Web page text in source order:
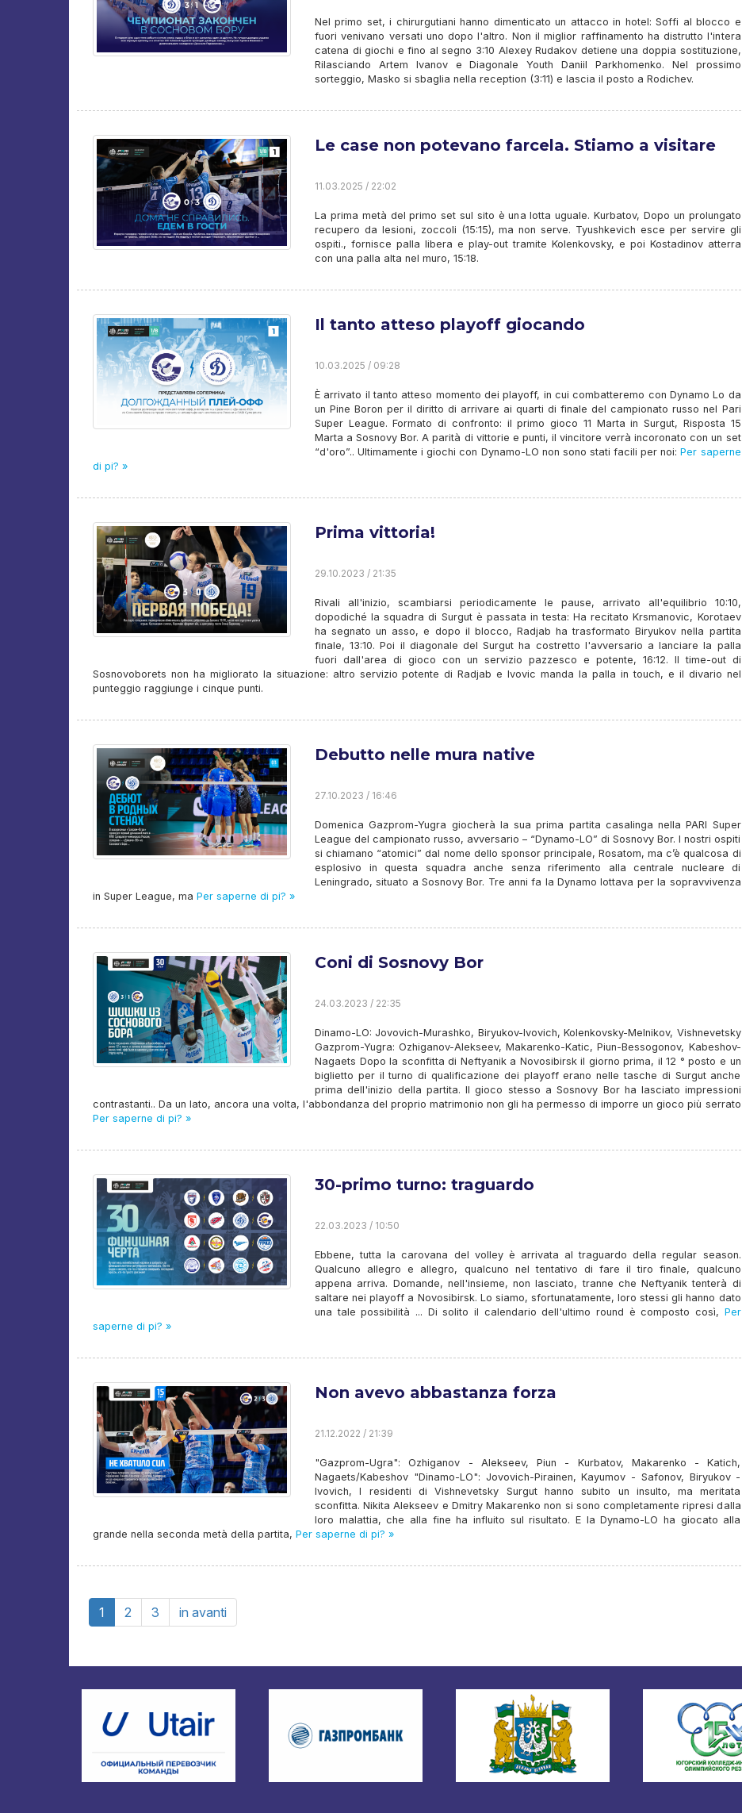
Nel primo set, i chirurgutiani hanno dimenticato un attacco in hotel: Soffi al blocco e
fuori venivano versati uno dopo l'altro. Non il miglior raffinamento ha distrutto l'intera
catena di giochi e fino al segno 3:10 Alexey Rudakov detiene una doppia sostituzione,
Rilasciando Artem Ivanov e Diagonale Youth Daniil Parkhomenko. Nel prossimo
sorteggio, Masko si sbaglia nella reception (3:11) e lascia il posto a Rodichev.
Le case non potevano farcela. Stiamo a visitare
11.03.2025 / 22:02
La prima metà del primo set sul sito è una lotta uguale. Kurbatov, Dopo un prolungato
recupero da lesioni, zoccoli (15:15), ma non serve. Tyushkevich esce per servire gli
ospiti., fornisce palla libera e play-out tramite Kolenkovsky, e poi Kostadinov atterra
con una palla alta nel muro, 15:18.
Il tanto atteso playoff giocando
10.03.2025 / 09:28
È arrivato il tanto atteso momento dei playoff, in cui combatteremo con Dynamo Lo da
un Pine Boron per il diritto di arrivare ai quarti di finale del campionato russo nel Pari
Super League. Formato di confronto: il primo gioco 11 Marta in Surgut, Risposta 15
Marta a Sosnovy Bor. A parità di vittorie e punti, il vincitore verrà incoronato con un set
“d'oro”.. Ultimamente i giochi con Dynamo-LO non sono stati facili per noi: Per saperne
di pi? »
Prima vittoria!
29.10.2023 / 21:35
Rivali all'inizio, scambiarsi periodicamente le pause, arrivato all'equilibrio 10:10,
dopodiché la squadra di Surgut è passata in testa: Ha recitato Krsmanovic, Korotaev
ha segnato un asso, e dopo il blocco, Radjab ha trasformato Biryukov nella partita
finale, 13:10. Poi il diagonale del Surgut ha costretto l'avversario a lanciare la palla
fuori dall'area di gioco con un servizio pazzesco e potente, 16:12. Il time-out di
Sosnovoborets non ha migliorato la situazione: altro servizio potente di Radjab e Ivovic manda la palla in touch, e il divario nel
punteggio raggiunge i cinque punti.
Debutto nelle mura native
27.10.2023 / 16:46
Domenica Gazprom-Yugra giocherà la sua prima partita casalinga nella PARI Super
League del campionato russo, avversario – “Dynamo-LO” di Sosnovy Bor. I nostri ospiti
si chiamano “atomici” dal nome dello sponsor principale, Rosatom, ma c’è qualcosa di
esplosivo in questa squadra anche senza riferimento alla centrale nucleare di
Leningrado, situato a Sosnovy Bor. Tre anni fa la Dynamo lottava per la sopravvivenza
in Super League, ma Per saperne di pi? »
Coni di Sosnovy Bor
24.03.2023 / 22:35
Dinamo-LO: Jovovich-Murashko, Biryukov-Ivovich, Kolenkovsky-Melnikov, Vishnevetsky
Gazprom-Yugra: Ozhiganov-Alekseev, Makarenko-Katic, Piun-Bessogonov, Kabeshov-
Nagaets Dopo la sconfitta di Neftyanik a Novosibirsk il giorno prima, il 12 ° posto e un
biglietto per il turno di qualificazione dei playoff erano nelle tasche di Surgut anche
prima dell'inizio della partita. Il gioco stesso a Sosnovy Bor ha lasciato impressioni
contrastanti.. Da un lato, ancora una volta, l'abbondanza del proprio matrimonio non gli ha permesso di imporre un gioco più serrato
Per saperne di pi? »
30-primo turno: traguardo
22.03.2023 / 10:50
Ebbene, tutta la carovana del volley è arrivata al traguardo della regular season.
Qualcuno allegro e allegro, qualcuno nel tentativo di fare il tiro finale, qualcuno
appena arriva. Domande, nell'insieme, non lasciato, tranne che Neftyanik tenterà di
saltare nei playoff a Novosibirsk. Lo siamo, sfortunatamente, loro stessi gli hanno dato
una tale possibilità ... Di solito il calendario dell'ultimo round è composto così, Per
saperne di pi? »
Non avevo abbastanza forza
21.12.2022 / 21:39
"Gazprom-Ugra": Ozhiganov - Alekseev, Piun - Kurbatov, Makarenko - Katich,
Nagaets/Kabeshov "Dinamo-LO": Jovovich-Pirainen, Kayumov - Safonov, Biryukov -
Ivovich, I residenti di Vishnevetsky Surgut hanno subito un insulto, ma meritata
sconfitta. Nikita Alekseev e Dmitry Makarenko non si sono completamente ripresi dalla
loro malattia, che alla fine ha influito sul risultato. E la Dynamo-LO ha giocato alla
grande nella seconda metà della partita, Per saperne di pi? »
1 2 3 in avanti